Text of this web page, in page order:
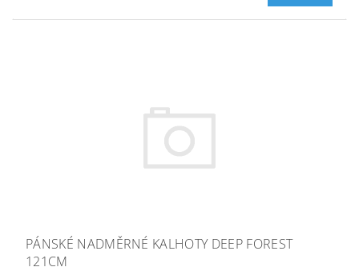
PÁNSKÉ NADMĚRNÉ KALHOTY DEEP FOREST
121CM